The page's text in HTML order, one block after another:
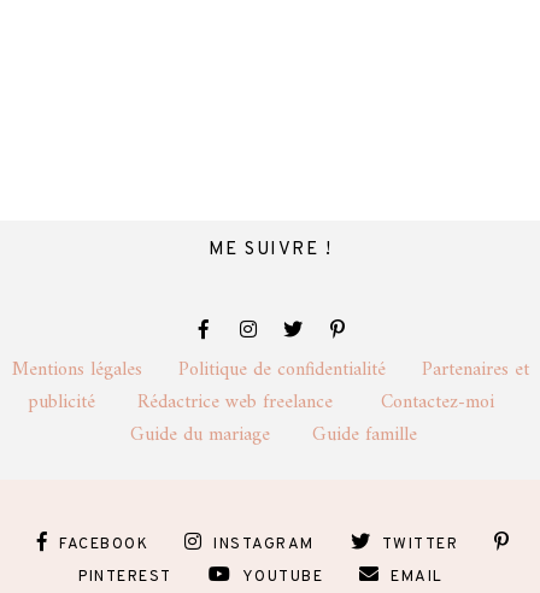
ME SUIVRE !
Mentions légales Politique de confidentialité Partenaires et
publicité Rédactrice web freelance Contactez-moi
Guide du mariage Guide famille
FACEBOOK INSTAGRAM
TWITTER
PINTEREST
YOUTUBE EMAIL